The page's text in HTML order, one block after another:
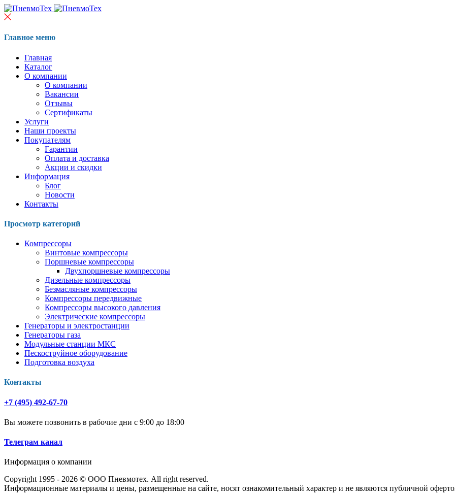
Главное меню
Главная
Каталог
О компании
О компании
Вакансии
Отзывы
Сертификаты
Услуги
Наши проекты
Покупателям
Гарантии
Оплата и доставка
Акции и скидки
Информация
Блог
Новости
Контакты
Просмотр категорий
Компрессоры
Винтовые компрессоры
Поршневые компрессоры
Двухпоршневые компрессоры
Дизельные компрессоры
Безмасляные компрессоры
Компрессоры передвижные
Компрессоры высокого давления
Электрические компрессоры
Генераторы и электростанции
Генераторы газа
Модульные станции МКС
Пескоструйное оборудование
Подготовка воздуха
Контакты
+7 (495) 492-67-70
Вы можете позвонить в рабочие дни с 9:00 до 18:00
Телеграм канал
Информация о компании
Copyright 1995 - 2026 © ООО Пневмотех. All right reserved.
Информационные материалы и цены, размещенные на сайте, носят ознакомительный характер и не являются публичной